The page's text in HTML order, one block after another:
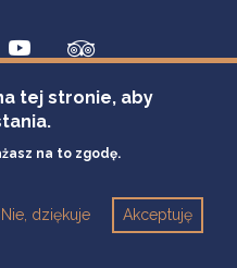
tej stronie, aby
na to zgodę.
Akceptuję
Nie, dziękuje